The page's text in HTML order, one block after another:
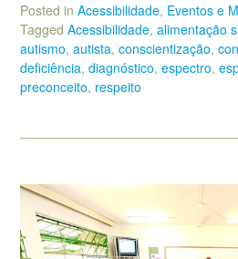
Posted in Acessibilidade, Eventos e
Tagged Acessibilidade, alimentação
autismo, autista, conscientização,
deficiência, diagnóstico, espectro,
preconceito, respeito